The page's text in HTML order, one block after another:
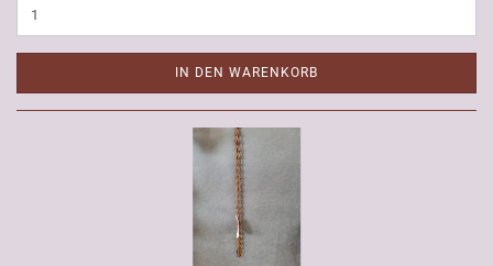
IN DEN WARENKORB